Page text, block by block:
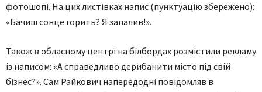
фотошопі. На цих листівках напис (пунктуацію збережено):
«Бачиш сонце горить? Я запалив!».
Також в обласному центрі на білбордах розмістили рекламу
із написом: «А справедливо дерибанити місто під свій
бізнес?». Сам Райкович напередодні повідомляв в